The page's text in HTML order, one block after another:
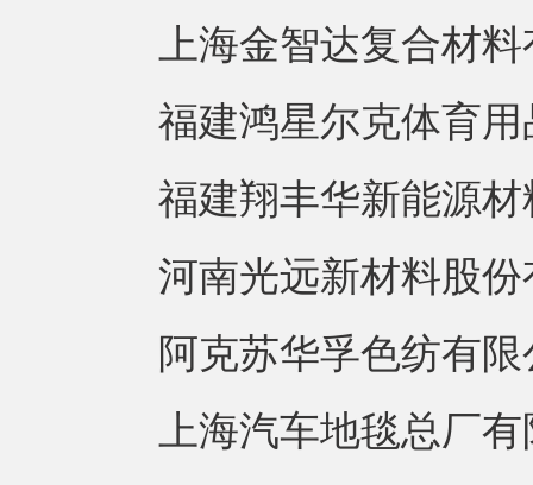
上海金智达复合材料
福建鸿星尔克体育用
福建翔丰华新能源材
河南光远新材料股份
阿克苏华孚色纺有限
上海汽车地毯总厂有